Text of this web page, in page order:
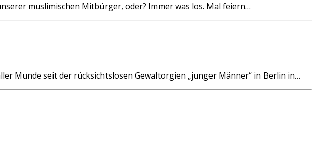
muslimischen Mitbürger, oder? Immer was los. Mal feiern…
Munde seit der rücksichtslosen Gewaltorgien „junger Männer“ in Berlin in…